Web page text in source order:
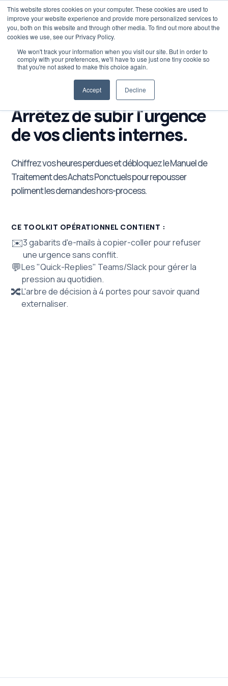
This website stores cookies on your computer. These cookies are used to
improve your website experience and provide more personalized services to
you, both on this website and through other media. To find out more about the
cookies we use, see our Privacy Policy.
We won't track your information when you visit our site. But in order to
comply with your preferences, we'll have to use just one tiny cookie so
that you're not asked to make this choice again.
Accept Decline
Arrêtez de subir l'urgence
de vos clients internes.
Chiffrez vos heures perdues et débloquez le Manuel de
Traitement des Achats Ponctuels pour repousser
poliment les demandes hors-process.
CE TOOLKIT OPÉRATIONNEL CONTIENT :
✉️3 gabarits d'e-mails à copier-coller pour refuser
une urgence sans conflit.
💬Les "Quick-Replies" Teams/Slack pour gérer la
pression au quotidien.
🔀L'arbre de décision à 4 portes pour savoir quand
externaliser.